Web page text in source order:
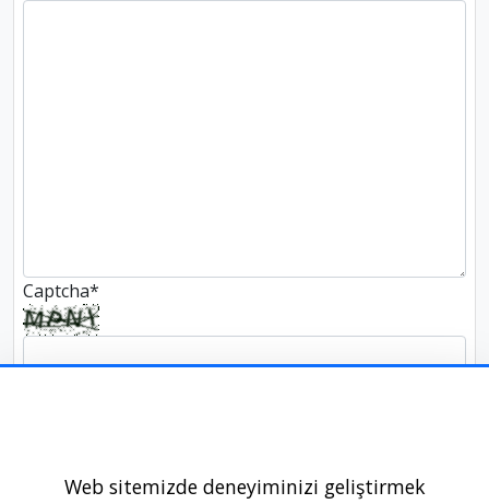
Captcha*
Web sitemizde deneyiminizi geliştirmek